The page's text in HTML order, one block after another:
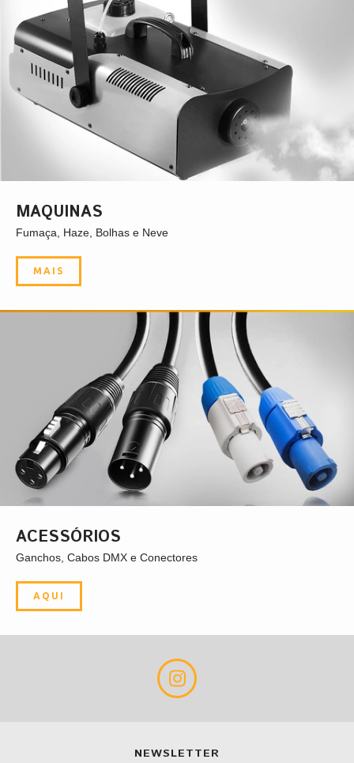
MAQUINAS
Fumaça, Haze, Bolhas e Neve
MAIS
ACESSÓRIOS
Ganchos, Cabos DMX e Conectores
AQUI
NEWSLETTER